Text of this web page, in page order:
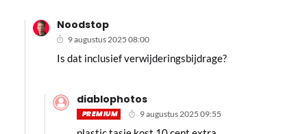
Noodstop
9 augustus 2025 08:00
Is dat inclusief verwijderingsbijdrage?
diablophotos
PREMIUM 9 augustus 2025 09:55